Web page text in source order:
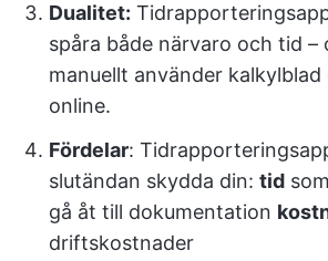
Dualitet:
spåra både närvaro och tid –
manuellt använder
online.
Fördelar:
slutändan skydda din: tid
gå åt till dokumentation
driftskostnader